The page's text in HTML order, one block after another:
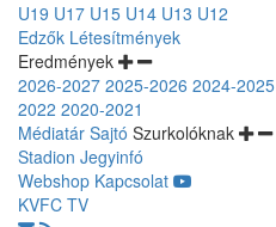
U19 U17 U15 U14 U13 U12
Edzők Létesítmények
Eredmények
2026-2027 2025-2026 2024-2025
2022 2020-2021
Médiatár Sajtó Szurkolóknak
Stadion Jegyinfó
Webshop Kapcsolat
KVFC TV